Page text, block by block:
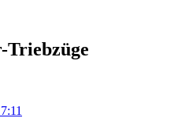
Triebzüge